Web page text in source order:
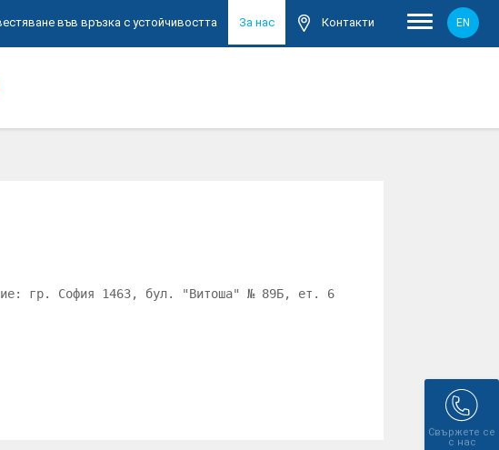
във връзка с устойчивостта За нас Контакти EN
Свържете се
с нас
гр. София 1463, бул. "Витоша" № 89Б, ет. 6